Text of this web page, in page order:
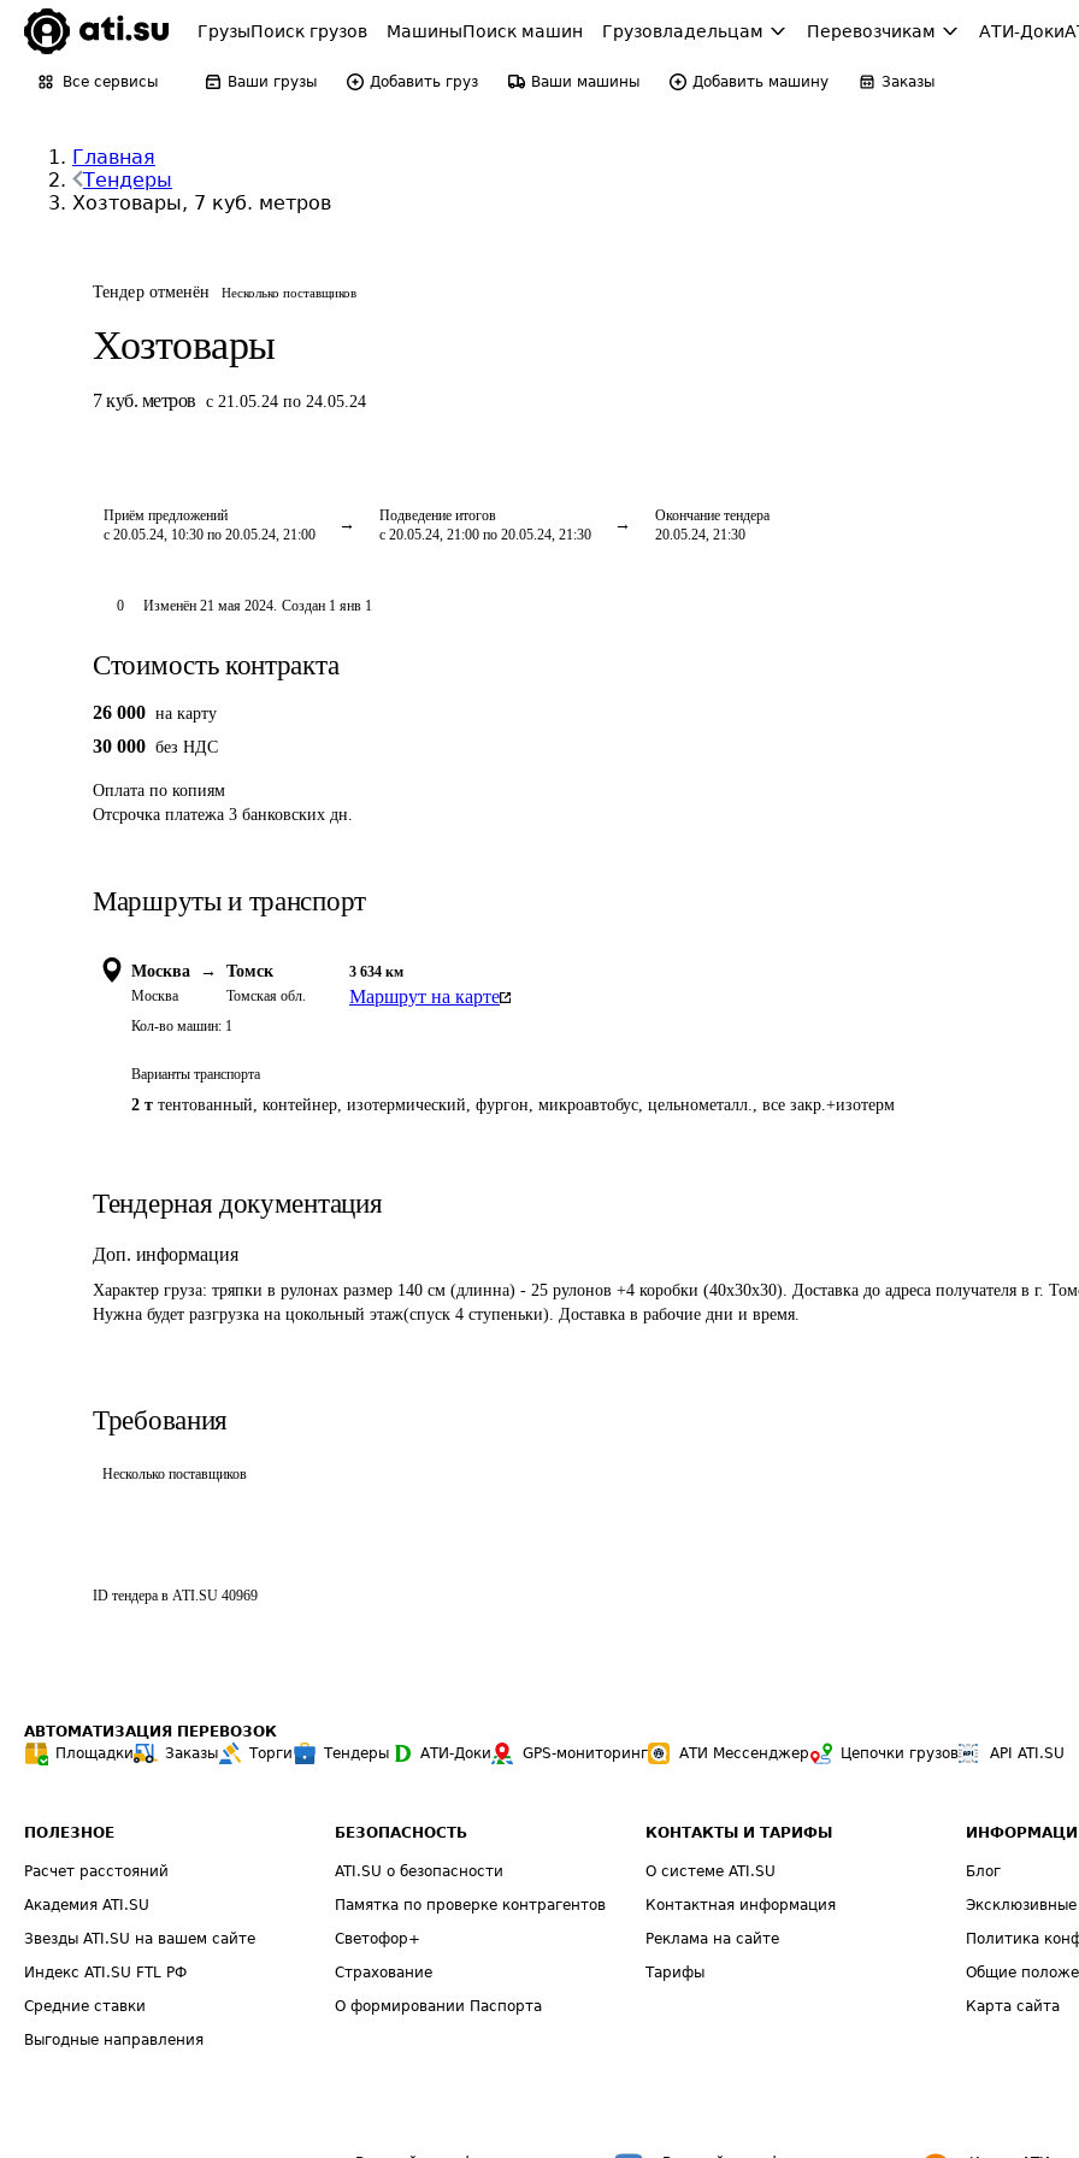
ГрузыПоиск грузов МашиныПоиск машин Грузовладельцам Перевозчикам АТИ-Доки
Все сервисы Ваши грузы Добавить груз Ваши машины Добавить машину Заказы
Главная
Тендеры
Хозтовары, 7 куб. метров
Тендер отменён Несколько поставщиков
Хозтовары
7 куб. метров с 21.05.24 по 24.05.24
Приём предложений
с 20.05.24, 10:30 по 20.05.24, 21:00
Подведение итогов
с 20.05.24, 21:00 по 20.05.24, 21:30
Окончание тендера
20.05.24, 21:30
0 Изменён 21 мая 2024. Создан 1 янв 1
Стоимость контракта
26 000 на карту
30 000 без НДС
Оплата по копиям
Отсрочка платежа 3 банковских дн.
Маршруты и транспорт
Москва →
Москва
Томск
Томская обл.
3 634 км
Маршрут на карте
Кол-во машин: 1
Варианты транспорта
2 т тентованный, контейнер, изотермический, фургон, микроавтобус, цельнометалл., все закр.+изотерм
Тендерная документация
Доп. информация
Характер груза: тряпки в рулонах размер 140 см (длинна) - 25 рулонов +4 коробки (40х30х30). Доставка до адреса получателя в г.
Нужна будет разгрузка на цокольный этаж(спуск 4 ступеньки). Доставка в рабочие дни и время.
Требования
Несколько поставщиков
ID тендера в ATI.SU 40969
АВТОМАТИЗАЦИЯ ПЕРЕВОЗОК
Площадки
Заказы Торги Тендеры АТИ-Доки GPS-мониторинг АТИ Мессенджер Цепочки грузов API ATI.SU
ПОЛЕЗНОЕ
Расчет расстояний
Академия ATI.SU
Звезды ATI.SU на вашем сайте
Индекс ATI.SU FTL РФ
Средние ставки
Выгодные направления
БЕЗОПАСНОСТЬ
ATI.SU о безопасности
Памятка по проверке контрагентов
Светофор+
Страхование
О формировании Паспорта
КОНТАКТЫ И ТАРИФЫ
О системе ATI.SU
Контактная информация
Реклама на сайте
Тарифы
Блог
Политика
Общие
Карта сайта